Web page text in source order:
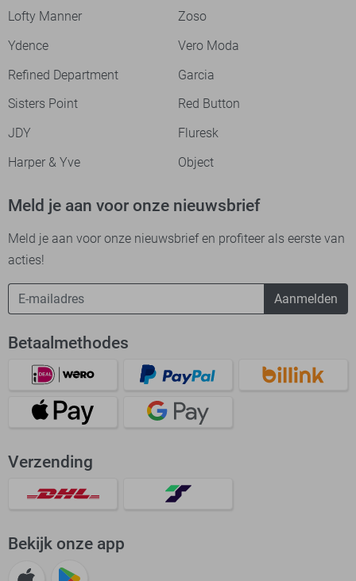
Lofty Manner
Zoso
Ydence
Vero Moda
Refined Department
Garcia
Sisters Point
Red Button
JDY
Fluresk
Harper & Yve
Object
Meld je aan voor onze nieuwsbrief
Meld je aan voor onze nieuwsbrief en profiteer als eerste van
acties!
Aanmelden
Betaalmethodes
Verzending
Bekijk onze app